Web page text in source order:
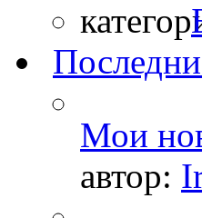
Мои
автор: